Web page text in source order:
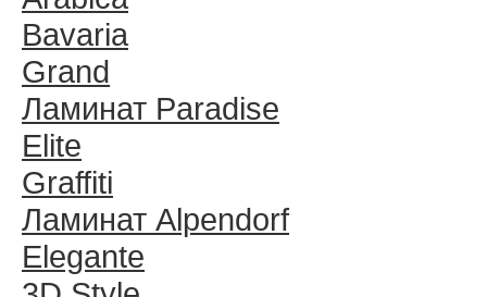
Bavaria
Grand
Ламинат Paradise
Elite
Graffiti
Ламинат Alpendorf
Elegante